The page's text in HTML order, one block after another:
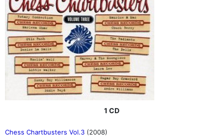
1 CD
Chess Chartbusters Vol.3 (2008)